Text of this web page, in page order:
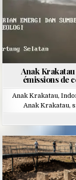
Anak Krakatau
émissions de
Anak Krakatau,
Anak Krakatau,